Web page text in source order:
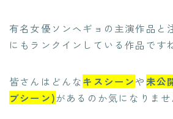
有名女優ソンヘギョの主演作品と
にもランクインしている作品です
皆さんはどんなキスシーンや未公
ブシーン)があるのか気になりませ